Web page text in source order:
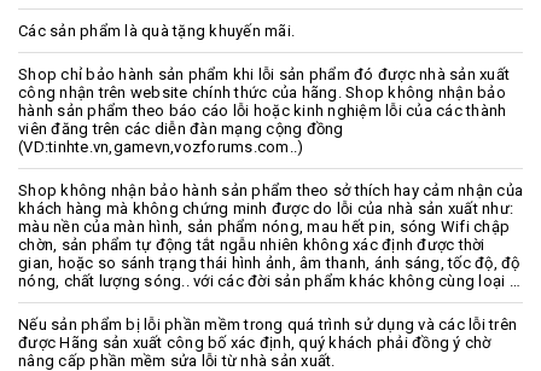
Các sản phẩm là quà tặng khuyến mãi.
Shop chỉ bảo hành sản phẩm khi lỗi sản phẩm đó được nhà sản xuất
công nhận trên website chính thức của hãng. Shop không nhận bảo
hành sản phẩm theo báo cáo lỗi hoặc kinh nghiệm lỗi của các thành
viên đăng trên các diễn đàn mạng cộng đồng
(VD:tinhte.vn,gamevn,vozforums.com..)
Shop không nhận bảo hành sản phẩm theo sở thích hay cảm nhận của
khách hàng mà không chứng minh được do lỗi của nhà sản xuất như:
màu nền của màn hình, sản phẩm nóng, mau hết pin, sóng Wifi chập
chờn, sản phẩm tự động tắt ngẫu nhiên không xác định được thời
gian, hoặc so sánh trạng thái hình ảnh, âm thanh, ánh sáng, tốc độ, độ
nóng, chất lượng sóng.. với các đời sản phẩm khác không cùng loại …
Nếu sản phẩm bị lỗi phần mềm trong quá trình sử dụng và các lỗi trên
được Hãng sản xuất công bố xác định, quý khách phải đồng ý chờ
nâng cấp phần mềm sửa lỗi từ nhà sản xuất.